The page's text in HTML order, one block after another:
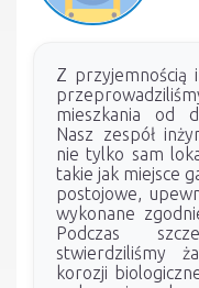
Z przyjemnością
mieszkania od
Nasz zespół
nie tylko sam
takie jak miejsce
postojowe,
wykonane
Podczas
stwierdziliśmy
korozji